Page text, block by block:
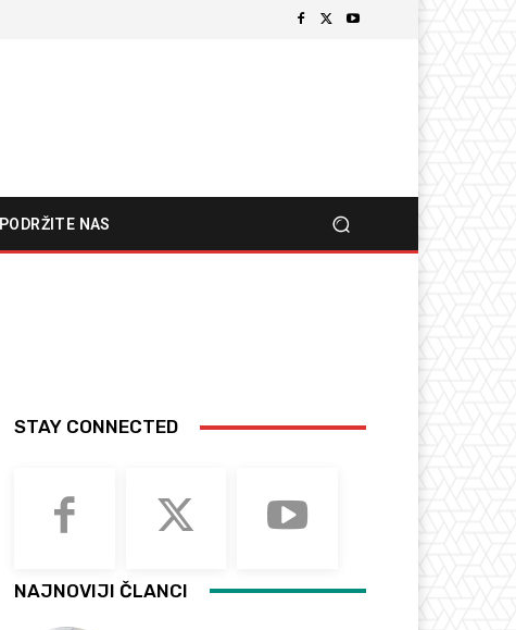
PODRŽITE NAS
STAY CONNECTED
NAJNOVIJI ČLANCI